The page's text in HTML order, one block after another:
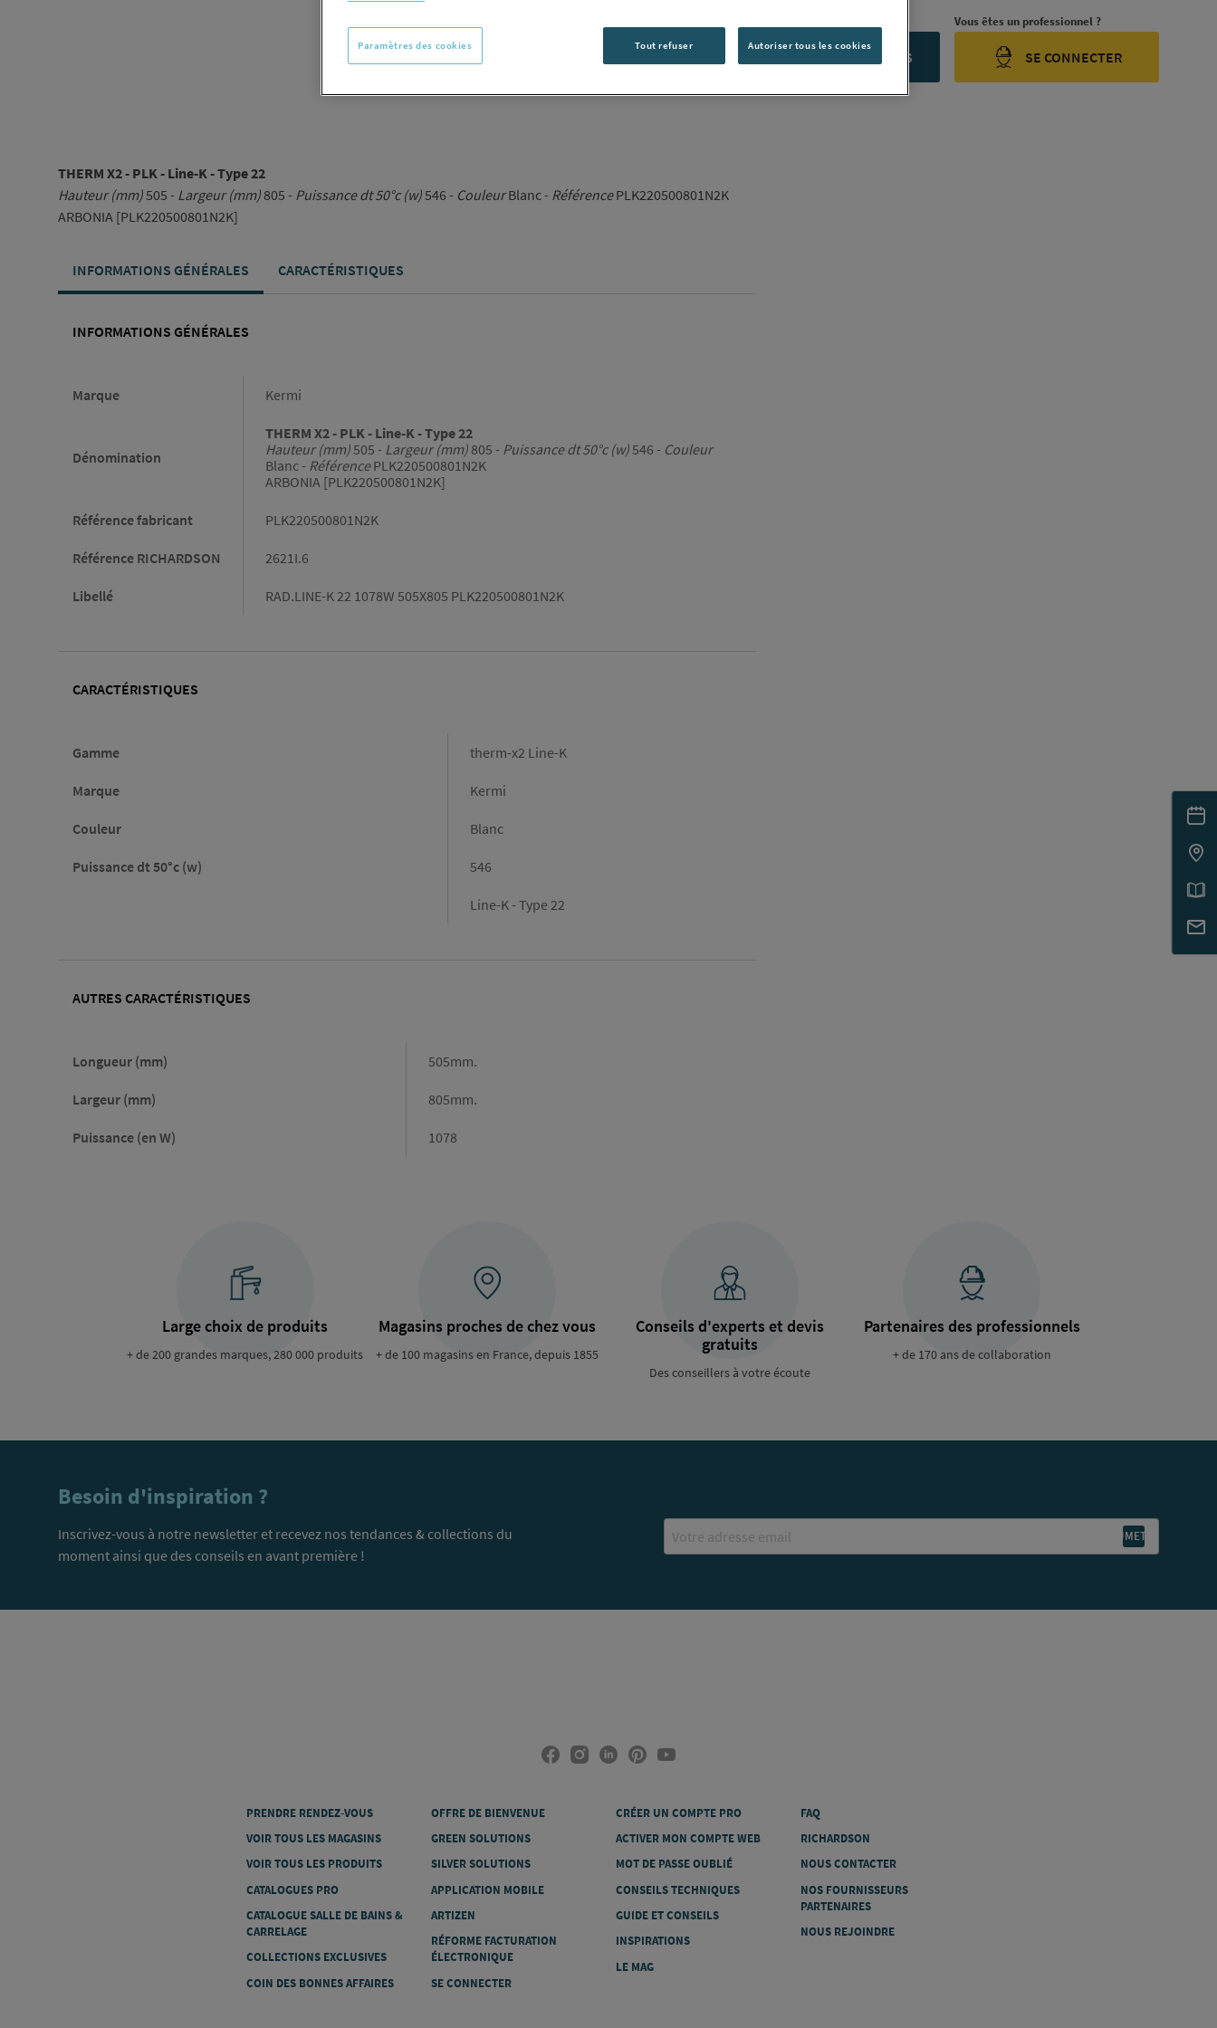
CONTACTEZ-NOUS
Vous êtes un professionnel ?
SE CONNECTER
THERM X2 - PLK - Line-K - Type 22
Hauteur (mm)505 - Largeur (mm)805 - Puissance dt 50°c (w)546 - CouleurBlanc - RéférencePLK220500801N2K
ARBONIA [PLK220500801N2K]
INFORMATIONS GÉNÉRALES CARACTÉRISTIQUES
INFORMATIONS GÉNÉRALES
Marque Kermi
Dénomination
THERM X2 - PLK - Line-K - Type 22
Hauteur (mm)505 - Largeur (mm) 805 - Puissance dt 50°c (w)546 - Couleur
Blanc - RéférencePLK220500801N2K
ARBONIA [PLK220500801N2K]
Référence fabricant PLK220500801N2K
Référence RICHARDSON 2621I.6
Libellé RAD.LINE-K 22 1078W 505X805 PLK220500801N2K
CARACTÉRISTIQUES
Gamme therm-x2 Line-K
Marque Kermi
Couleur Blanc
Puissance dt 50°c (w) 546
Line-K - Type 22
AUTRES CARACTÉRISTIQUES
Longueur (mm)
Longueur
505mm.
Largeur (mm)
Largeur
805mm.
Puissance (en W)
Puissance
1078
Large choix de produits
+ de 200 grandes marques, 280 000 produits
Magasins proches de chez vous
+ de 100 magasins en France, depuis 1855
Conseils d'experts et devis
gratuits
Des conseillers à votre écoute
Partenaires des professionnels
+ de 170 ans de collaboration
Besoin d'inspiration ?
Inscrivez-vous à notre newsletter et recevez nos tendances & collections du
moment ainsi que des conseils en avant première !
PRENDRE RENDEZ-VOUS
VOIR TOUS LES MAGASINS
VOIR TOUS LES PRODUITS
CATALOGUES PRO
CATALOGUE SALLE DE BAINS &
CARRELAGE
COLLECTIONS EXCLUSIVES
COIN DES BONNES AFFAIRES
OFFRE DE BIENVENUE
GREEN SOLUTIONS
SILVER SOLUTIONS
APPLICATION MOBILE
ARTIZEN
RÉFORME FACTURATION
ÉLECTRONIQUE
SE CONNECTER
CRÉER UN COMPTE PRO
ACTIVER MON COMPTE WEB
MOT DE PASSE OUBLIÉ
CONSEILS TECHNIQUES
GUIDE ET CONSEILS
INSPIRATIONS
LE MAG
FAQ
RICHARDSON
NOUS CONTACTER
NOS FOURNISSEURS
PARTENAIRES
NOUS REJOINDRE
Tout refuser Autoriser tous les cookies
Paramètres des cookies